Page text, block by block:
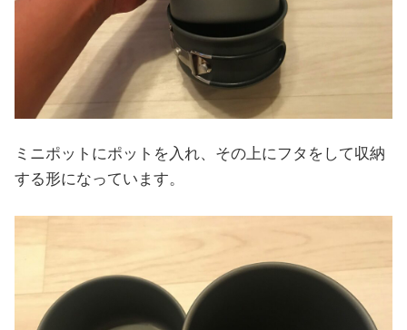
ミニポットにポットを入れ、その上にフタをして収納
する形になっています。